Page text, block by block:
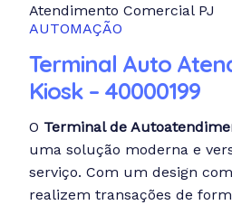
Atendimento Comercial PJ
AUTOMAÇÃO
Terminal Auto
Kiosk – 40000199
O Terminal de
uma solução moderna e
serviço. Com um design
realizem transações de